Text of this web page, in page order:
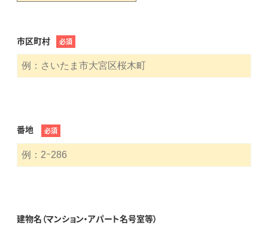
市区町村 必須
番地 必須
建物名（マンション・アパート名号室等）